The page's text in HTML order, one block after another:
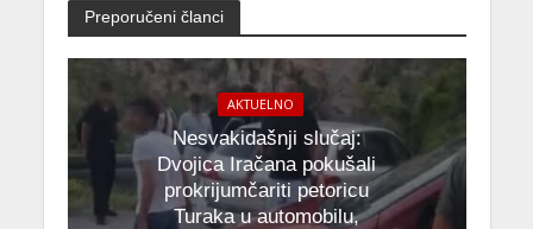
Preporučeni članci
AKTUELNO
Nesvakidašnji slučaj:
Dvojica Iračana pokušali
prokrijumčariti petoricu
Turaka u automobilu,